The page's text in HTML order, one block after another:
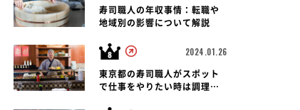
寿司職人の年収事情：転職や
地域別の影響について解説
2024.01.26
東京都の寿司職人がスポット
で仕事をやりたい時は調理師